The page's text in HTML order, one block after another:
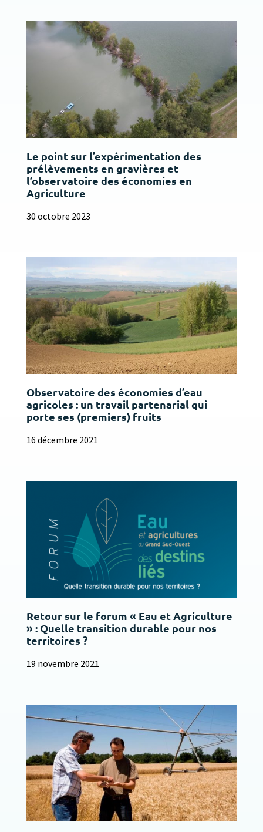
Le point sur l’expérimentation des
prélèvements en gravières et
l’observatoire des économies en
Agriculture
30 octobre 2023
Observatoire des économies d’eau
agricoles : un travail partenarial qui
porte ses (premiers) fruits
16 décembre 2021
Retour sur le forum « Eau et Agriculture
» : Quelle transition durable pour nos
territoires ?
19 novembre 2021